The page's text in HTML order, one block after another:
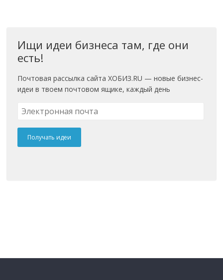
Ищи идеи бизнеса там, где они
есть!
Почтовая рассылка сайта ХОБИЗ.RU — новые бизнес-
идеи в твоем почтовом ящике, каждый день